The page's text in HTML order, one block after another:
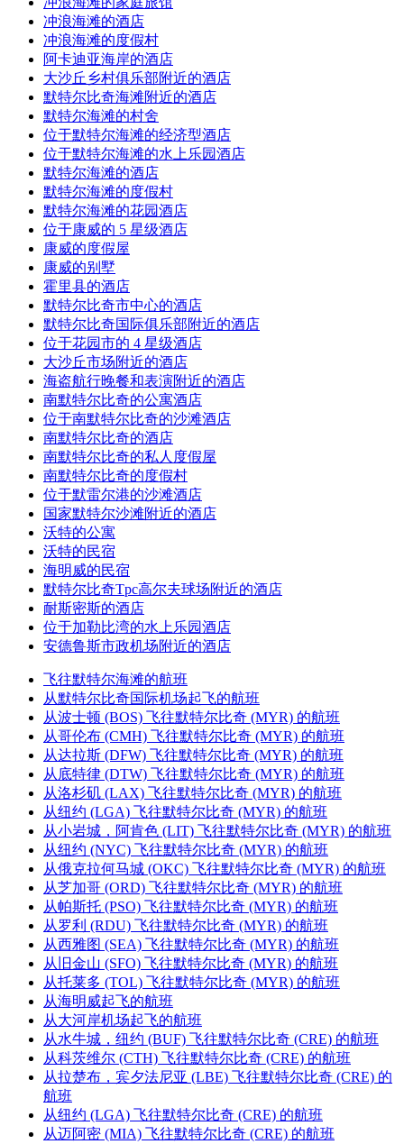
冲浪海滩的酒店
冲浪海滩的度假村
阿卡迪亚海岸的酒店
大沙丘乡村俱乐部附近的酒店
默特尔比奇海滩附近的酒店
默特尔海滩的村舍
位于默特尔海滩的经济型酒店
位于默特尔海滩的水上乐园酒店
默特尔海滩的酒店
默特尔海滩的度假村
默特尔海滩的花园酒店
位于康威的 5 星级酒店
康威的度假屋
康威的别墅
霍里县的酒店
默特尔比奇市中心的酒店
默特尔比奇国际俱乐部附近的酒店
位于花园市的 4 星级酒店
大沙丘市场附近的酒店
海盗航行晚餐和表演附近的酒店
南默特尔比奇的公寓酒店
位于南默特尔比奇的沙滩酒店
南默特尔比奇的酒店
南默特尔比奇的私人度假屋
南默特尔比奇的度假村
位于默雷尔港的沙滩酒店
国家默特尔沙滩附近的酒店
沃特的公寓
沃特的民宿
海明威的民宿
默特尔比奇Tpc高尔夫球场附近的酒店
耐斯密斯的酒店
位于加勒比湾的水上乐园酒店
安德鲁斯市政机场附近的酒店
飞往默特尔海滩的航班
从默特尔比奇国际机场起飞的航班
从波士顿 (BOS) 飞往默特尔比奇 (MYR) 的航班
从哥伦布 (CMH) 飞往默特尔比奇 (MYR) 的航班
从达拉斯 (DFW) 飞往默特尔比奇 (MYR) 的航班
从底特律 (DTW) 飞往默特尔比奇 (MYR) 的航班
从洛杉矶 (LAX) 飞往默特尔比奇 (MYR) 的航班
从纽约 (LGA) 飞往默特尔比奇 (MYR) 的航班
从小岩城，阿肯色 (LIT) 飞往默特尔比奇 (MYR) 的航班
从纽约 (NYC) 飞往默特尔比奇 (MYR) 的航班
从俄克拉何马城 (OKC) 飞往默特尔比奇 (MYR) 的航班
从芝加哥 (ORD) 飞往默特尔比奇 (MYR) 的航班
从帕斯托 (PSO) 飞往默特尔比奇 (MYR) 的航班
从罗利 (RDU) 飞往默特尔比奇 (MYR) 的航班
从西雅图 (SEA) 飞往默特尔比奇 (MYR) 的航班
从旧金山 (SFO) 飞往默特尔比奇 (MYR) 的航班
从托莱多 (TOL) 飞往默特尔比奇 (MYR) 的航班
从海明威起飞的航班
从大河岸机场起飞的航班
从水牛城，纽约 (BUF) 飞往默特尔比奇 (CRE) 的航班
从科茨维尔 (CTH) 飞往默特尔比奇 (CRE) 的航班
从拉楚布，宾夕法尼亚 (LBE) 飞往默特尔比奇 (CRE) 的
航班
从纽约 (LGA) 飞往默特尔比奇 (CRE) 的航班
从迈阿密 (MIA) 飞往默特尔比奇 (CRE) 的航班